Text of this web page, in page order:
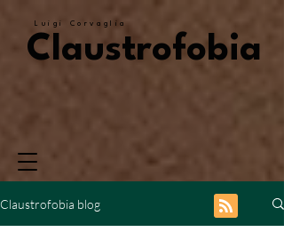
Luigi Corvaglia
Claustrofobia
Claustrofobia blog